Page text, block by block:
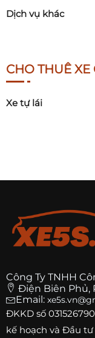
Dịch vụ khác
CHO THUÊ
Xe tự lái
Công Ty TNHH
Điện Biên Phủ,
Email:
ĐKKD số
kế hoạch và Đầu tư